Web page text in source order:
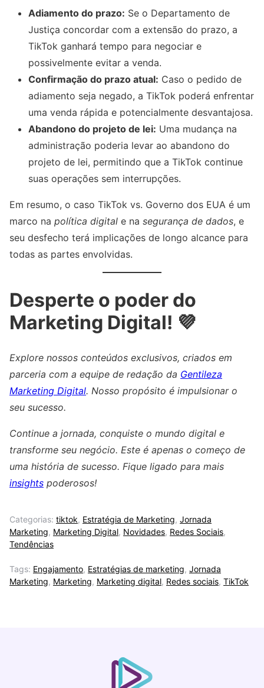
Adiamento do prazo: Se o Departamento de
Justiça concordar com a extensão do prazo, a
TikTok ganhará tempo para negociar e
possivelmente evitar a venda.
Confirmação do prazo atual: Caso o pedido de
adiamento seja negado, a TikTok poderá enfrentar
uma venda rápida e potencialmente desvantajosa.
Abandono do projeto de lei: Uma mudança na
administração poderia levar ao abandono do
projeto de lei, permitindo que a TikTok continue
suas operações sem interrupções.
Em resumo, o caso TikTok vs. Governo dos EUA é um
marco na política digital e na segurança de dados, e
seu desfecho terá implicações de longo alcance para
todas as partes envolvidas.
Desperte o poder do
Marketing Digital! 💜
Explore nossos conteúdos exclusivos, criados em
parceria com a equipe de redação da Gentileza
Marketing Digital. Nosso propósito é impulsionar o
seu sucesso.
Continue a jornada, conquiste o mundo digital e
transforme seu negócio. Este é apenas o começo de
uma história de sucesso. Fique ligado para mais
insights poderosos!
Categorias: tiktok, Estratégia de Marketing, Jornada
Marketing, Marketing Digital, Novidades, Redes Sociais,
Tendências
Tags: Engajamento, Estratégias de marketing, Jornada
Marketing, Marketing, Marketing digital, Redes sociais, TikTok